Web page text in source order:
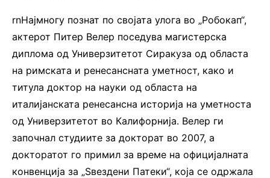
rnНајмногу познат по својата улога во „Робокап“,
актерот Питер Велер поседува магистерска
диплома од Универзитетот Сиракуза од областа
на римската и ренесансната уметност, како и
титула доктор на науки од областа на
италијанската ренесансна историја на уметноста
од Универзитетот во Калифорнија. Велер ги
започнал студиите за докторат во 2007, а
докторатот го примил за време на официјалната
конвенција за „Ѕвездени Патеки“, која се одржала